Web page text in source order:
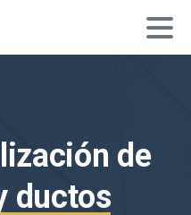
de
ductos